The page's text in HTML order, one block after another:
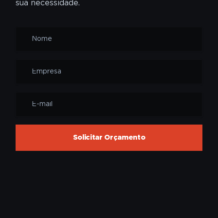
sua necessidade.
Solicitar Orçamento